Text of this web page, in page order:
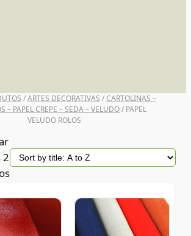
/ARTES DECORATIVAS /CARTOLINAS –
– PAPEL CREPE – SEDA – VELUDO/ PAPEL
VELUDO ROLOS
2